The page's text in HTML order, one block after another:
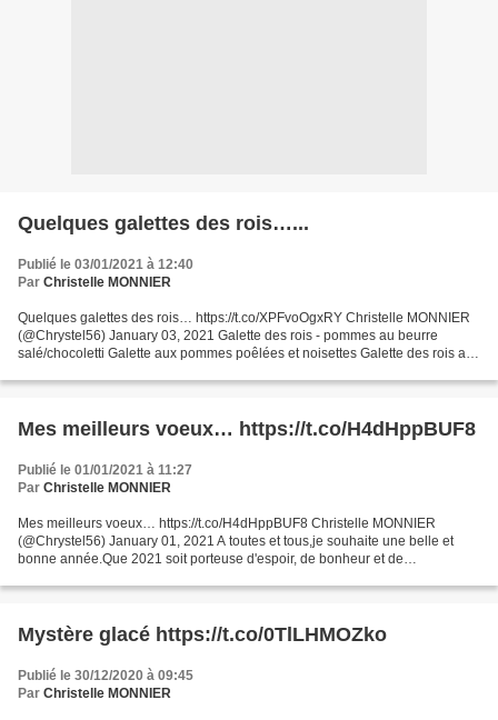
Quelques galettes des rois…...
Publié le 03/01/2021 à 12:40
Par Christelle MONNIER
Quelques galettes des rois… https://t.co/XPFvoOgxRY Christelle MONNIER
(@Chrystel56) January 03, 2021 Galette des rois - pommes au beurre
salé/chocoletti Galette aux pommes poêlées et noisettes Galette des rois au
Mes meilleurs voeux… https://t.co/H4dHppBUF8
Publié le 01/01/2021 à 11:27
Par Christelle MONNIER
Mes meilleurs voeux… https://t.co/H4dHppBUF8 Christelle MONNIER
(@Chrystel56) January 01, 2021 A toutes et tous,je souhaite une belle et
bonne année.Que 2021 soit porteuse d'espoir, de bonheur et de
Mystère glacé https://t.co/0TlLHMOZko
Publié le 30/12/2020 à 09:45
Par Christelle MONNIER